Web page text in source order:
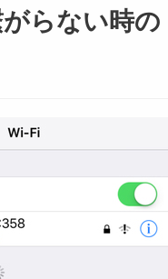
らない時の